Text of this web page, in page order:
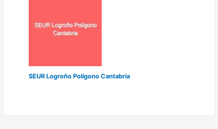
SEUR Logroño Polígono Cantabria